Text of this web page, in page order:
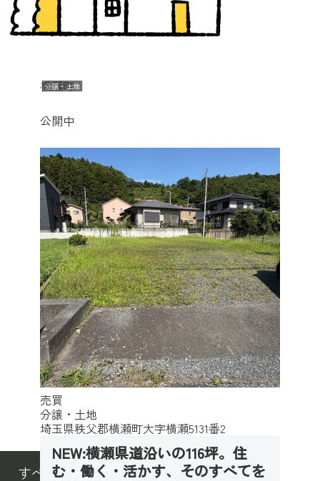
横瀬町
公開中
分譲・土地
売買
分譲・土地
埼玉県秩父郡横瀬町大字横瀬5131番2
NEW:横瀬県道沿いの116坪。住
む・働く・活かす、そのすべてを
すべて見る